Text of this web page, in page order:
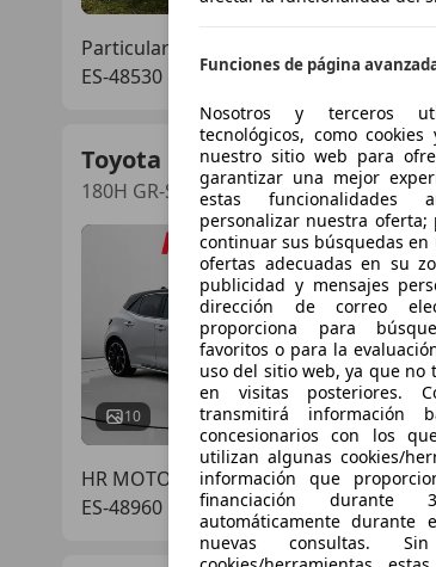
Particular
ES-48530 Ortuella
Toyota Corolla
180H GR-Sport
10
€
HR MOTOR BILBAO
ES-48960 GALDAKANO
Funciones de página
Nosotros y terceros
tecnológicos, como
nuestro sitio web para
garantizar una mejor
estas funcionalidades
personalizar nuestra
continuar sus búsquedas
ofertas adecuadas en su
publicidad y mensajes
dirección de correo
proporciona para
favoritos o para la
uso del sitio web, ya que
en visitas posteriores.
transmitirá
concesionarios con los
utilizan algunas cookies/
información que
financiación
automáticamente durante
nuevas consultas.